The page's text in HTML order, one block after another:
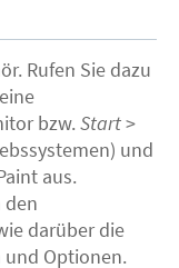
Rufen Sie dazu
bzw. Start>
und
aus.
den
darüber die
Optionen.